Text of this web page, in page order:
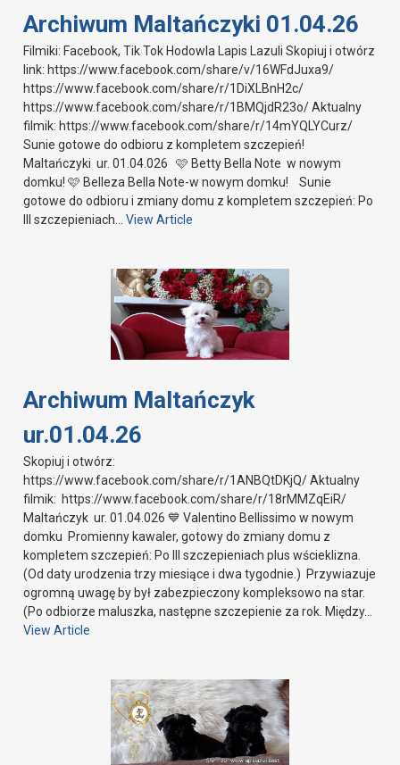
Archiwum Maltańczyki 01.04.26
Filmiki: Facebook, Tik Tok Hodowla Lapis Lazuli Skopiuj i otwórz
link: https://www.facebook.com/share/v/16WFdJuxa9/
https://www.facebook.com/share/r/1DiXLBnH2c/
https://www.facebook.com/share/r/1BMQjdR23o/ Aktualny
filmik: https://www.facebook.com/share/r/14mYQLYCurz/
Sunie gotowe do odbioru z kompletem szczepień!
Maltańczyki ur. 01.04.026 🩷 Betty Bella Note w nowym
domku! 🩷 Belleza Bella Note-w nowym domku! Sunie
gotowe do odbioru i zmiany domu z kompletem szczepień: Po
III szczepieniach…View Article
Archiwum Maltańczyk
ur.01.04.26
Skopiuj i otwórz:
https://www.facebook.com/share/r/1ANBQtDKjQ/ Aktualny
filmik: https://www.facebook.com/share/r/18rMMZqEiR/
Maltańczyk ur. 01.04.026 💙 Valentino Bellissimo w nowym
domku Promienny kawaler, gotowy do zmiany domu z
kompletem szczepień: Po III szczepieniach plus wścieklizna.
(Od daty urodzenia trzy miesiące i dwa tygodnie.) Przywiazuje
ogromną uwagę by był zabezpieczony kompleksowo na star.
(Po odbiorze maluszka, następne szczepienie za rok. Między…
View Article